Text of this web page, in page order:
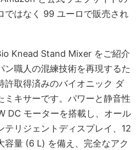
ではなく 99 ユーロで販売され
Knead Stand Mixer をご紹介
ン職人の混練技術を再現するた
許取得済みのバイオニック ダ
ミキサーです。パワーと静音性
DC モーターを搭載し、オール
テリジェントディスプレイ、12
容量 (6 L) を備え、完全なアク